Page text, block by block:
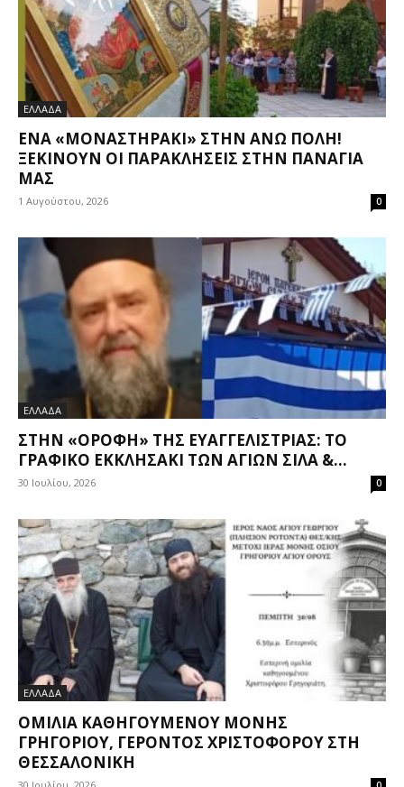
ΕΛΛΑΔΑ
ΈΝΑ «ΜΟΝΑΣΤΗΡΆΚΙ» ΣΤΗΝ ΆΝΩ ΠΌΛΗ!
ΞΕΚΙΝΟΎΝ ΟΙ ΠΑΡΑΚΛΉΣΕΙΣ ΣΤΗΝ ΠΑΝΑΓΙΆ
ΜΑΣ
1 Αυγούστου, 2026 0
ΕΛΛΑΔΑ
ΣΤΗΝ «ΟΡΟΦΉ» ΤΗΣ ΕΥΑΓΓΕΛΊΣΤΡΙΑΣ: ΤΟ
ΓΡΑΦΙΚΌ ΕΚΚΛΗΣΆΚΙ ΤΩΝ ΑΓΊΩΝ ΣΊΛΑ &...
30 Ιουλίου, 2026 0
ΕΛΛΑΔΑ
ΟΜΙΛΊΑ ΚΑΘΗΓΟΥΜΈΝΟΥ ΜΟΝΉΣ
ΓΡΗΓΟΡΊΟΥ, ΓΈΡΟΝΤΟΣ ΧΡΙΣΤΟΦΌΡΟΥ ΣΤΗ
ΘΕΣΣΑΛΟΝΊΚΗ